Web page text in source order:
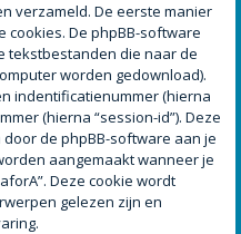
verzameld. De eerste manier
cookies. De phpBB-software
tekstbestanden die naar de
worden gedownload).
indentificatienummer (hierna
(hierna “session-id”). Deze
de phpBB-software aan je
aangemaakt wanneer je
Deze cookie wordt
gelezen zijn en